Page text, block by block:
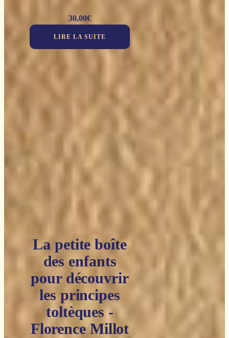
30,00€
LIRE LA SUITE
La petite boîte
des enfants
pour découvrir
les principes
toltèques -
Florence Millot